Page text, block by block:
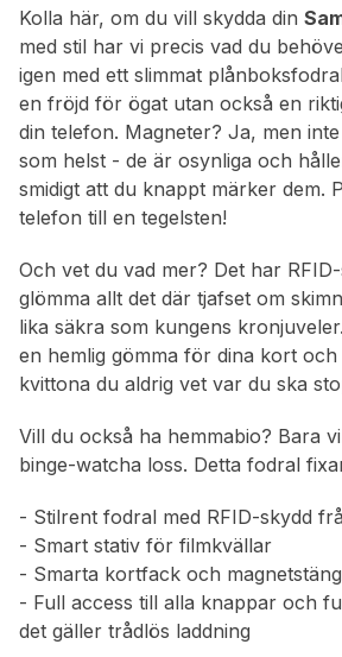
Kolla här, om du vill skydda din
med stil har vi precis vad du
igen med ett slimmat
en fröjd för ögat utan också en
din telefon. Magneter? Ja, men
som helst - de är osynliga och
smidigt att du knappt märker dem.
telefon till en tegelsten!
Och vet du vad mer? Det har
glömma allt det där tjafset om
lika säkra som kungens
en hemlig gömma för dina kort
kvittona du aldrig vet var du ska
Vill du också ha hemmabio? Bara
binge-watcha loss. Detta fodral
- Stilrent fodral med RFID-skydd
- Smart stativ för filmkvällar
- Smarta kortfack och
- Full access till alla knappar och
det gäller trådlös laddning